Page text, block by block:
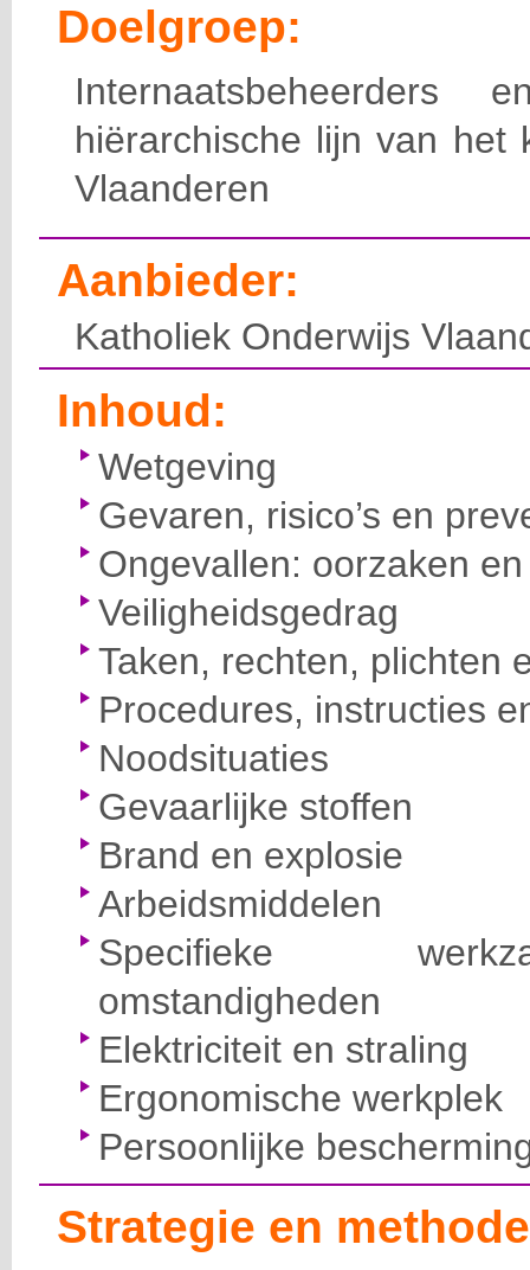
Doelgroep:
hiërarchische lijn van het
Vlaanderen
Aanbieder:
Katholiek Onderwijs
Inhoud:
Wetgeving
Gevaren, risico’s en
Ongevallen: oorzaken
Veiligheidsgedrag
Taken, rechten, plichten
Procedures, instructies
Noodsituaties
Gevaarlijke stoffen
Brand en explosie
Arbeidsmiddelen
Specifieke
omstandigheden
Elektriciteit en straling
Ergonomische werkplek
Persoonlijke
Strategie en